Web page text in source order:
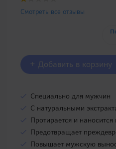
Смотреть все отзывы
+ Добавить в корзину
Специально для мужчин
С натуральными
Протирается и наносится
Предотвращает
Повышает мужскую